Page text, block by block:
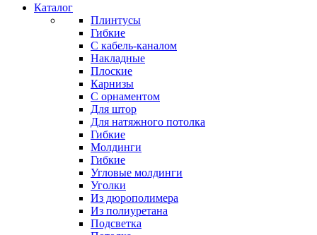
Каталог
Плинтусы
Гибкие
C кабель-каналом
Накладные
Плоские
Карнизы
С орнаментом
Для штор
Для натяжного потолка
Гибкие
Молдинги
Гибкие
Угловые молдинги
Уголки
Из дюрополимера
Из полиуретана
Подсветка